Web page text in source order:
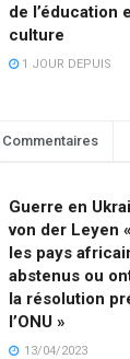
de l’éducation
culture
1 JOUR DEPUIS
Commentaires
Guerre en
von der Leyen
les pays
abstenus ou
la résolution
l’ONU »
13/04/2023